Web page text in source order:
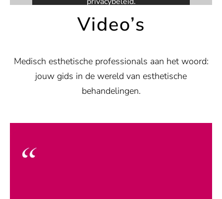
VIDEO ACTIVEREN
Video’s
Medisch esthetische professionals aan het woord:
jouw gids in de wereld van esthetische
behandelingen.